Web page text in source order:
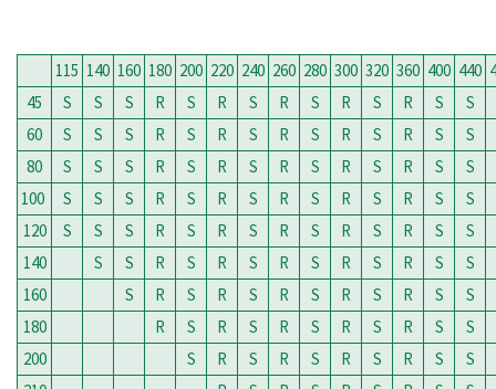
115 140 160 180 200 220 240 260 280 300 320 360 400 440
45
S S S R S R S R S R S R S
S
60
S S S R S R S R S R S R S
S
80
S S S R S R S R S R S R S
S
100
S S S R S R S R S R S R S
S
120
S S S R S R S R S R S R S
S
140
S S R S R S R S R S R S
S
160
S R S R S R S R S R S
S
180
R S R S R S R S R S
S
200
S R S R S R S R S
S